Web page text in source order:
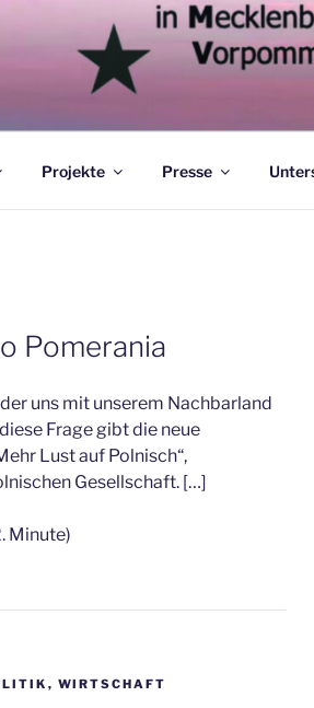
Projekte Presse
Pomerania
uns mit unserem Nachbarland
Frage gibt die neue
Lust auf Polnisch“,
Gesellschaft. […]
Minute)
, WIRTSCHAFT